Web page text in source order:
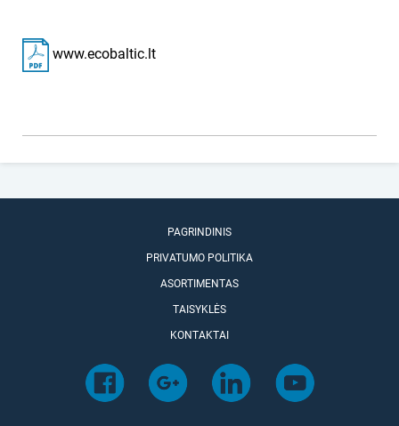
www.ecobaltic.lt
PAGRINDINIS
PRIVATUMO POLITIKA
ASORTIMENTAS
TAISYKLĖS
KONTAKTAI